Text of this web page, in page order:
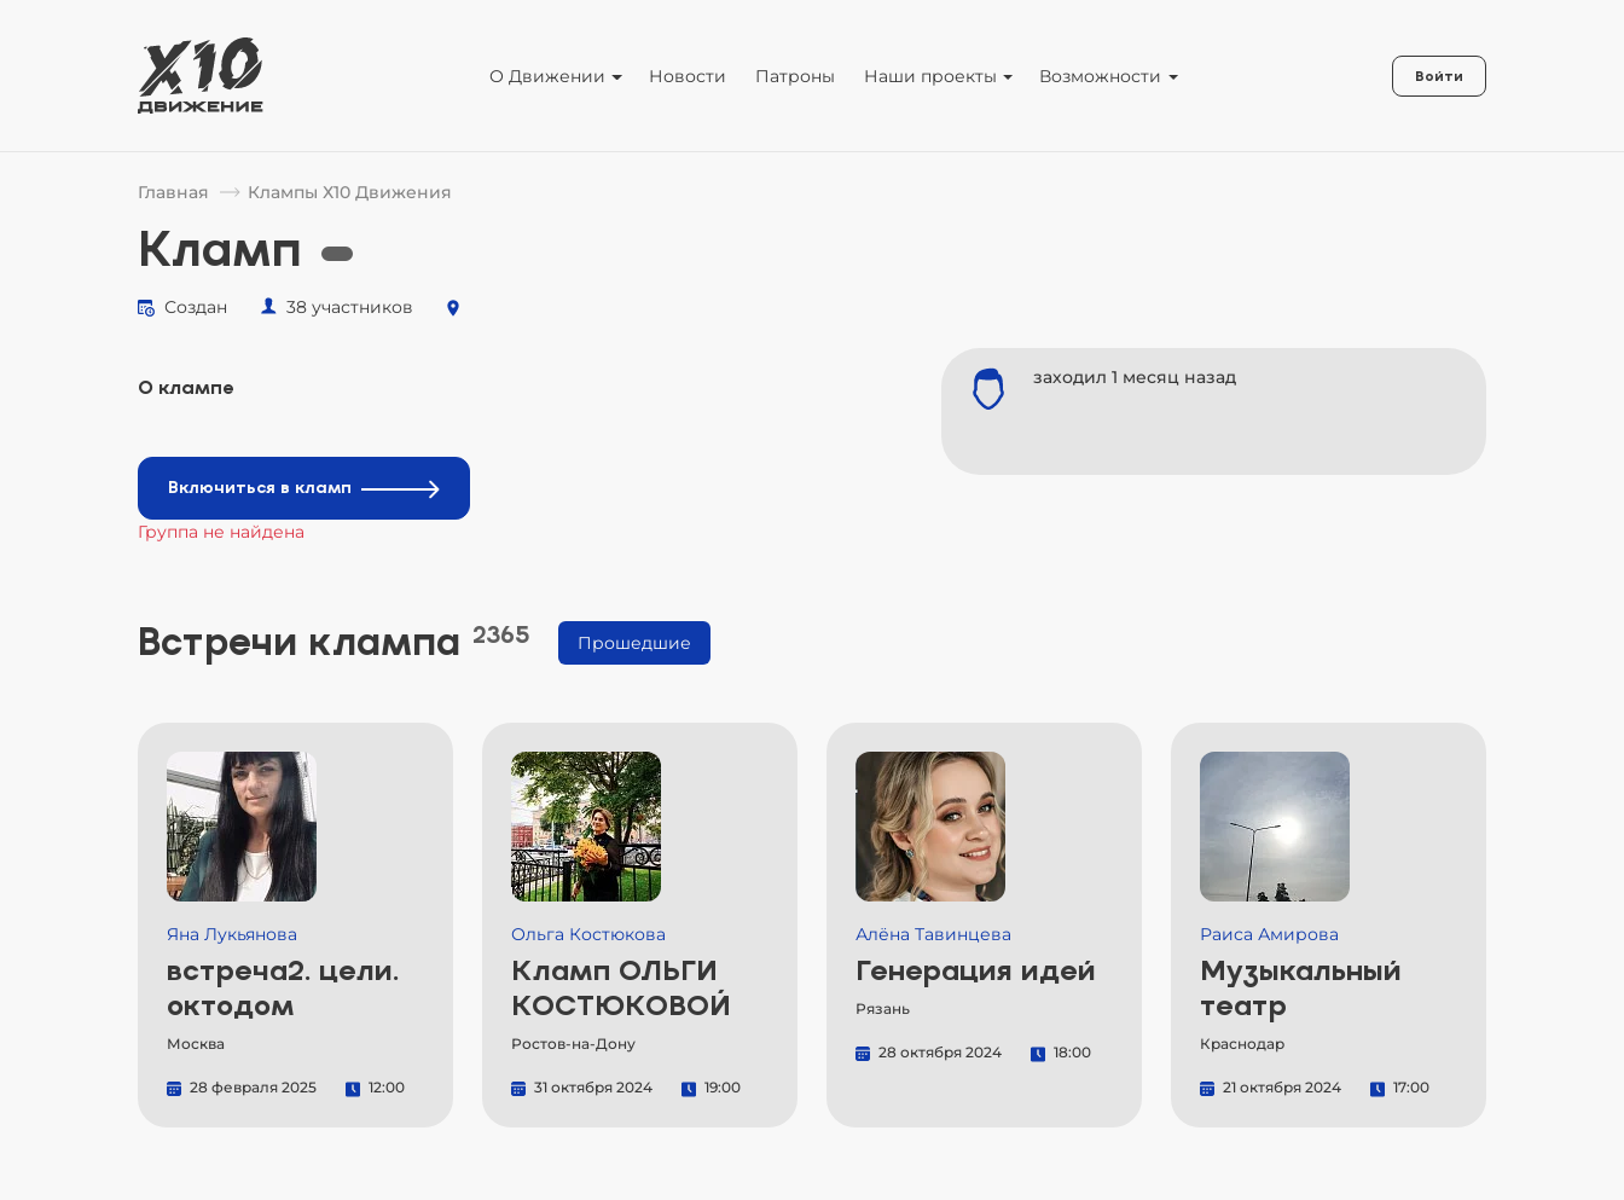
О Движении Новости Патроны Наши проекты Возможности Войти
Главная Клампы Х10 Движения
Кламп
Создан 38 участников
О клампе
Включиться в кламп
заходил 1 месяц назад
Группа не найдена
Встречи клампа 2365 Прошедшие
Яна Лукьянова
встреча2. цели.
октодом
Москва
28 февраля 2025 12:00
Ольга Костюкова
Кламп ОЛЬГИ
КОСТЮКОВОЙ
Ростов-на-Дону
31 октября 2024 19:00
Алёна Тавинцева
Генерация идей
Рязань
28 октября 2024 18:00
Раиса Амирова
Музыкальный
театр
Краснодар
21 октября 2024 17:00